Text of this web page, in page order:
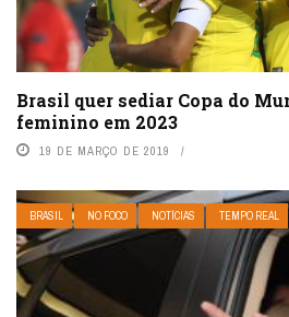
Brasil quer sediar Copa do
feminino em 2023
19 DE MARÇO DE 2019
BRASIL NO FOCO NOTÍCIAS TEMPO REAL